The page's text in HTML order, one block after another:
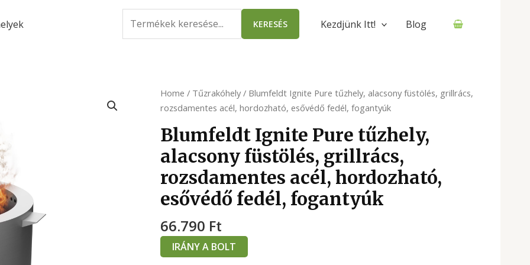
for:
KERESÉS Kezdjünk Itt! Blog
Home / Tűzrakóhely/ Blumfeldt Ignite Pure tűzhely, alacsony füstölés, grillrács,
rozsdamentes acél, hordozható, esővédő fedél, fogantyúk
Blumfeldt Ignite Pure tűzhely,
alacsony füstölés, grillrács,
rozsdamentes acél, hordozható,
esővédő fedél, fogantyúk
66.790 Ft
IRÁNY A BOLT